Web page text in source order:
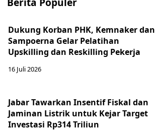
Dukung Korban PHK, Kemnaker dan
Sampoerna Gelar Pelatihan
Upskilling dan Reskilling Pekerja
16 Juli 2026
Jabar Tawarkan Insentif Fiskal dan
Jaminan Listrik untuk Kejar Target
Investasi Rp314 Triliun